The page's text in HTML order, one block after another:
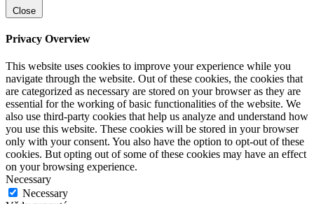
Close
Privacy Overview
This website uses cookies to improve your experience while you
navigate through the website. Out of these cookies, the cookies that
are categorized as necessary are stored on your browser as they are
essential for the working of basic functionalities of the website. We
also use third-party cookies that help us analyze and understand how
you use this website. These cookies will be stored in your browser
only with your consent. You also have the option to opt-out of these
cookies. But opting out of some of these cookies may have an effect
on your browsing experience.
Necessary
Necessary